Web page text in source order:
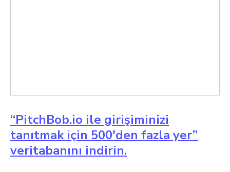
“PitchBob.io ile girişiminizi
tanıtmak için 500'den fazla yer”
veritabanını indirin.